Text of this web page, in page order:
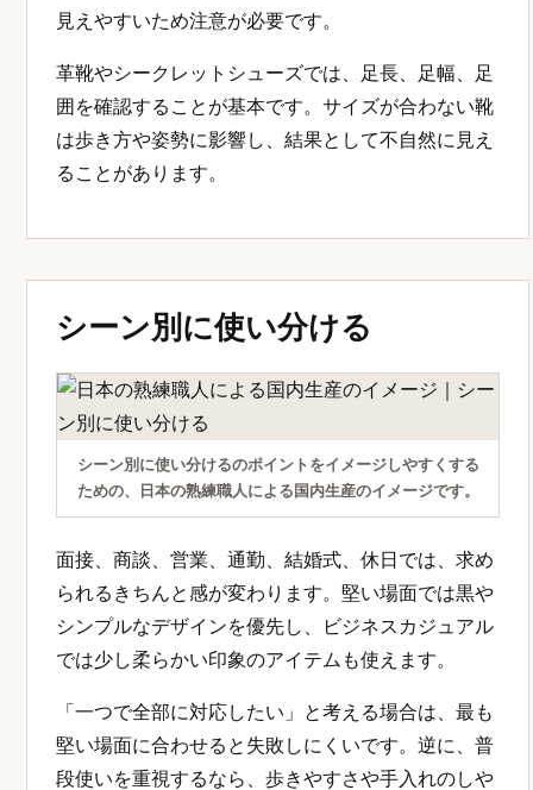
見えやすいため注意が必要です。
革靴やシークレットシューズでは、足長、足幅、足
囲を確認することが基本です。サイズが合わない靴
は歩き方や姿勢に影響し、結果として不自然に見え
ることがあります。
シーン別に使い分ける
シーン別に使い分けるのポイントをイメージしやすくする
ための、日本の熟練職人による国内生産のイメージです。
面接、商談、営業、通勤、結婚式、休日では、求め
られるきちんと感が変わります。堅い場面では黒や
シンプルなデザインを優先し、ビジネスカジュアル
では少し柔らかい印象のアイテムも使えます。
「一つで全部に対応したい」と考える場合は、最も
堅い場面に合わせると失敗しにくいです。逆に、普
段使いを重視するなら、歩きやすさや手入れのしや